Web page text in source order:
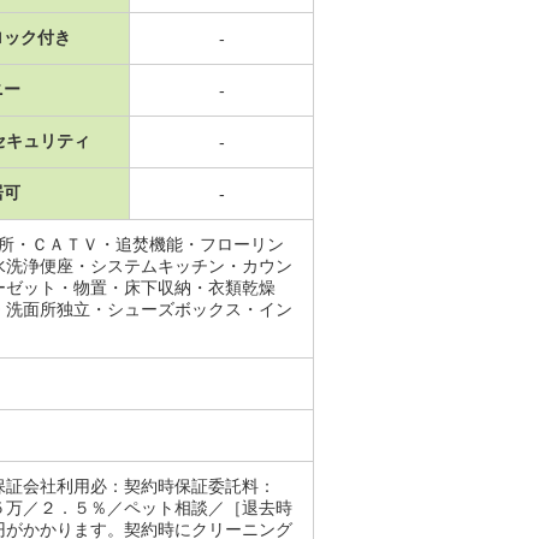
ク付き -
ー -
キュリティ -
可 -
・ＣＡＴＶ・追焚機能・フローリン
浄便座・システムキッチン・カウン
ット・物置・床下収納・衣類乾燥
面所独立・シューズボックス・イン
会社利用必：契約時保証委託料：
／２．５％／ペット相談／［退去時
かかります。契約時にクリーニング